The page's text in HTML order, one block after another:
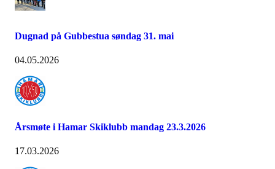
Dugnad på Gubbestua søndag 31. mai
04.05.2026
Årsmøte i Hamar Skiklubb mandag 23.3.2026
17.03.2026